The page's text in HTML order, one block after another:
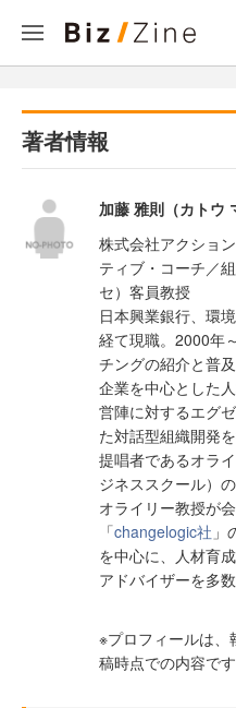
著者情報
加藤 雅則（カトウ
株式会社アクショ
ティブ・コーチ／
セ）客員教授
日本興業銀行、環
経て現職。2000年
チングの紹介と普
企業を中心とした
営陣に対するエグ
た対話型組織開発
提唱者であるオラ
ジネススクール）
オライリー教授が
「changelogic社
を中心に、人材育
アドバイザーを多数
※プロフィールは
稿時点での内容です